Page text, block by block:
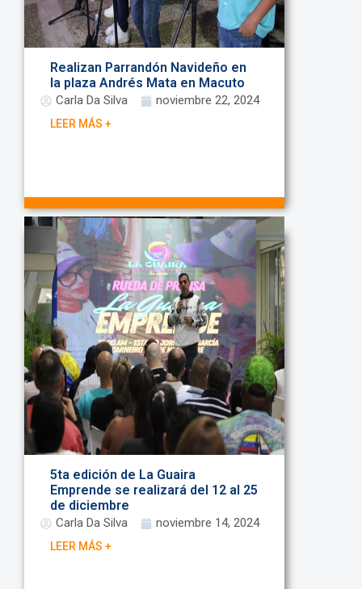
Realizan Parrandón Navideño en
la plaza Andrés Mata en Macuto
Carla Da Silva noviembre 22, 2024
LEER MÁS +
5ta edición de La Guaira
Emprende se realizará del 12 al 25
de diciembre
Carla Da Silva noviembre 14, 2024
LEER MÁS +